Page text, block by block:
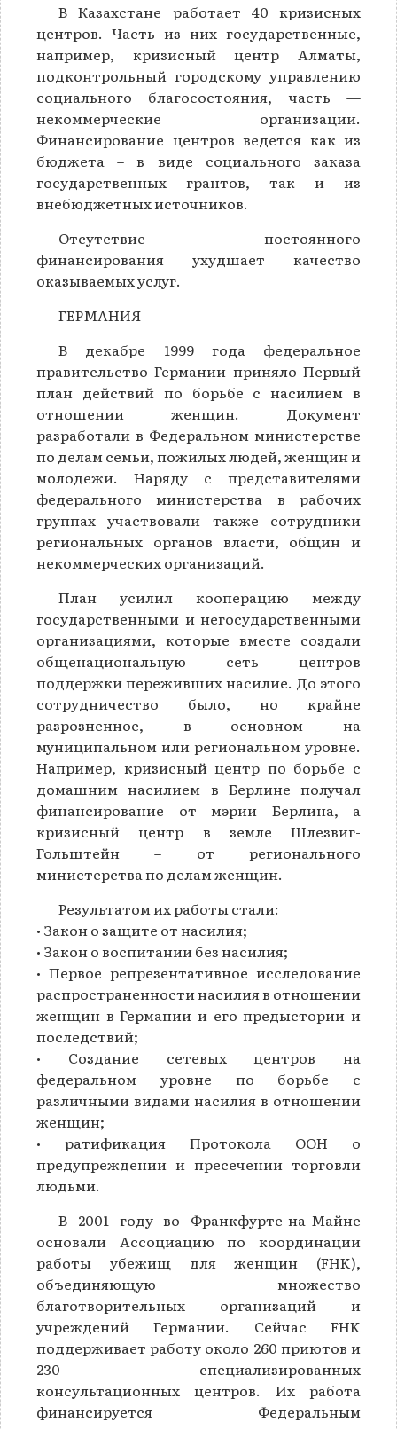
В Казахстане работает 40 кризисных
центров. Часть из них государственные,
например, кризисный центр Алматы,
подконтрольный городскому управлению
социального благосостояния, часть —
некоммерческие организации.
Финансирование центров ведется как из
бюджета – в виде социального заказа
государственных грантов, так и из
внебюджетных источников.
Отсутствие постоянного
финансирования ухудшает качество
оказываемых услуг.
ГЕРМАНИЯ
В декабре 1999 года федеральное
правительство Германии приняло Первый
план действий по борьбе с насилием в
отношении женщин. Документ
разработали в Федеральном министерстве
по делам семьи, пожилых людей, женщин и
молодежи. Наряду с представителями
федерального министерства в рабочих
группах участвовали также сотрудники
региональных органов власти, общин и
некоммерческих организаций.
План усилил кооперацию между
государственными и негосударственными
организациями, которые вместе создали
общенациональную сеть центров
поддержки переживших насилие. До этого
сотрудничество было, но крайне
разрозненное, в основном на
муниципальном или региональном уровне.
Например, кризисный центр по борьбе с
домашним насилием в Берлине получал
финансирование от мэрии Берлина, а
кризисный центр в земле Шлезвиг-
Гольштейн – от регионального
министерства по делам женщин.
Результатом их работы стали:
• Закон о защите от насилия;
• Закон о воспитании без насилия;
• Первое репрезентативное исследование
распространенности насилия в отношении
женщин в Германии и его предыстории и
последствий;
• Создание сетевых центров на
федеральном уровне по борьбе с
различными видами насилия в отношении
женщин;
• ратификация Протокола ООН о
предупреждении и пресечении торговли
людьми.
В 2001 году во Франкфурте-на-Майне
основали Ассоциацию по координации
работы убежищ для женщин (FHK),
объединяющую множество
благотворительных организаций и
учреждений Германии. Сейчас FHK
поддерживает работу около 260 приютов и
230 специализированных
консультационных центров. Их работа
финансируется Федеральным